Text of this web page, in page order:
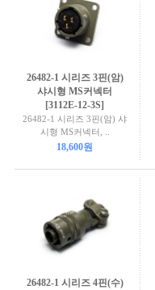
26482-1 시리즈 3핀(암)
샤시형 MS커넥터
[3112E-12-3S]
26482-1 시리즈 3핀(암) 샤
시형 MS커넥터, ..
18,600원
26482-1 시리즈 4핀(수)